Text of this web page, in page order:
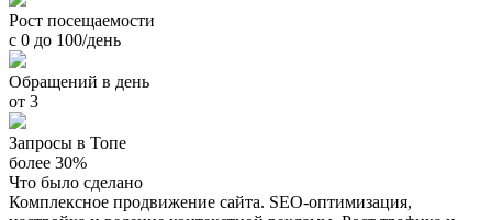
Рост посещаемости
с 0 до 100/день
Обращений в день
от 3
Запросы в Топе
более 30%
Что было сделано
Комплексное продвижение сайта. SEO-оптимизация,